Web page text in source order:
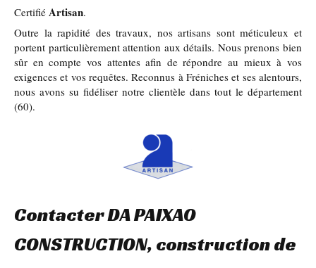
Certifié Artisan.
Outre la rapidité des travaux, nos artisans sont méticuleux et
portent particulièrement attention aux détails. Nous prenons bien
sûr en compte vos attentes afin de répondre au mieux à vos
exigences et vos requêtes. Reconnus à Fréniches et ses alentours,
nous avons su fidéliser notre clientèle dans tout le département
(60).
Contacter DA PAIXAO
CONSTRUCTION, construction de